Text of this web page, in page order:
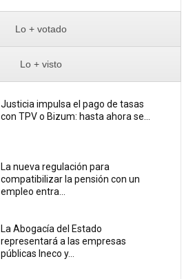
Lo + votado
Lo + visto
Justicia impulsa el pago de tasas
con TPV o Bizum: hasta ahora se...
La nueva regulación para
compatibilizar la pensión con un
empleo entra...
La Abogacía del Estado
representará a las empresas
públicas Ineco y...